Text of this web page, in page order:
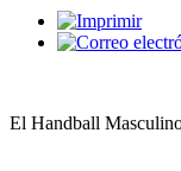
El Handball